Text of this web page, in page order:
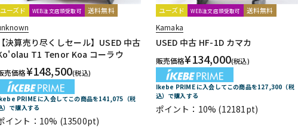
ユーズド WEB注文店頭受取可 送料無料
【決算売り尽くしセール】USED 中古
T1 Tenor Koa コーラウ
売価格¥148,500(税込)
PRIME に入会してこの商品を141,075（税
）で購入する
イント：10% (13500pt)
ユーズド WEB注文店頭受取可 送料無料
Kamaka
USED 中古 HF-1D カマカ
販売価格¥134,000(税込)
Ikebe PRIME に入会してこの商品を127,300（税
込）で購入する
ポイント：10% (12181pt)